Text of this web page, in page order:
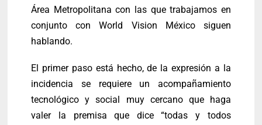
Área Metropolitana con las que trabajamos en
conjunto con World Vision México siguen
hablando.
El primer paso está hecho, de la expresión a la
incidencia se requiere un acompañamiento
tecnológico y social muy cercano que haga
valer la premisa que dice “todas y todos